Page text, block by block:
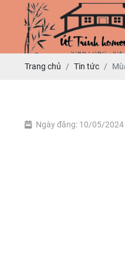
Trang chủ Tin tức
Ngày đăng: 10/05/2024